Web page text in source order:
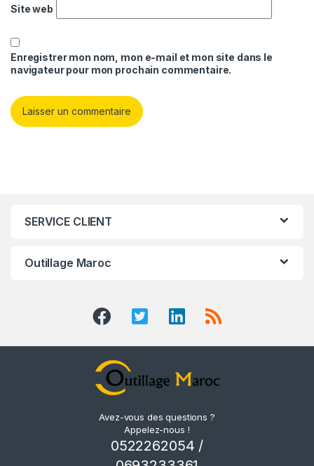
Site web
Enregistrer mon nom, mon e-mail et mon site dans le
navigateur pour mon prochain commentaire.
SERVICE CLIENT
Outillage Maroc
Avez-vous des questions ?
Appelez-nous !
0522262054 /